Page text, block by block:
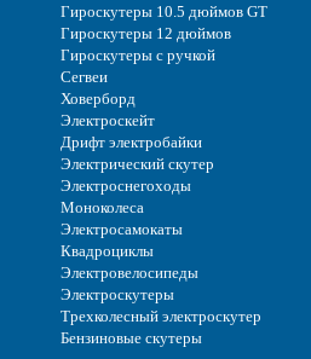
Гироскутеры 10.5 дюймов GT
Гироскутеры 12 дюймов
Гироскутеры с ручкой
Сегвеи
Ховерборд
Электроскейт
Дрифт электробайки
Электрический скутер
Электроснегоходы
Моноколеса
Электросамокаты
Квадроциклы
Электровелосипеды
Электроскутеры
Трехколесный электроскутер
Бензиновые скутеры